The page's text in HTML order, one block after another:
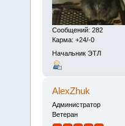
Сообщений: 282
Карма: +24/-0
Начальник ЭТЛ
AlexZhuk
Администратор
Ветеран